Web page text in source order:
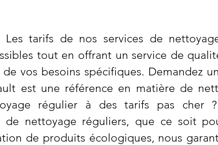
Les tarifs de nos services de
tout en offrant un service de
vos besoins spécifiques. Demandez
est une référence en matière de
régulier à des tarifs pas cher
de nettoyage réguliers, que ce soit
de produits écologiques, nous